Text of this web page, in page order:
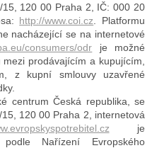
120 00 Praha 2, IČ: 000 20
http://www.coi.cz . Platformu
nacházející se na internetové
consumers/odr je možné
prodávajícím a kupujícím,
z kupní smlouvy uzavřené
centrum Česká republika, se
120 00 Praha 2, internetová
je
Nařízení Evropského